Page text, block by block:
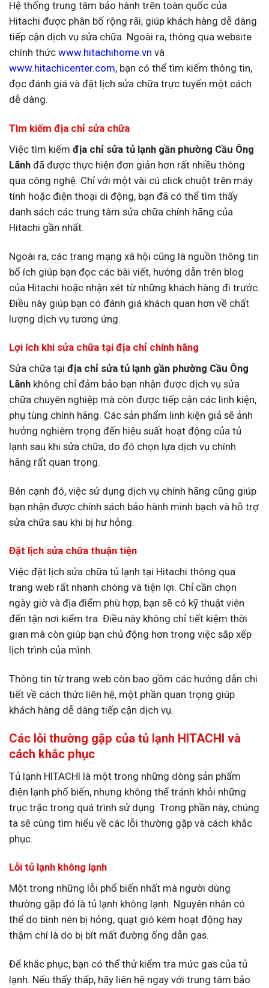
Hệ thống trung tâm bảo hành trên toàn quốc của
Hitachi được phân bố rộng rãi, giúp khách hàng dễ dàng
tiếp cận dịch vụ sửa chữa. Ngoài ra, thông qua website
chính thức www.hitachihome.vn và
www.hitachicenter.com, bạn có thể tìm kiếm thông tin,
đọc đánh giá và đặt lịch sửa chữa trực tuyến một cách
dễ dàng.
Tìm kiếm địa chỉ sửa chữa
Việc tìm kiếm địa chỉ sửa tủ lạnh gần phường Cầu Ông
Lãnh đã được thực hiện đơn giản hơn rất nhiều thông
qua công nghệ. Chỉ với một vài cú click chuột trên máy
tính hoặc điện thoại di động, bạn đã có thể tìm thấy
danh sách các trung tâm sửa chữa chính hãng của
Hitachi gần nhất.
Ngoài ra, các trang mạng xã hội cũng là nguồn thông tin
bổ ích giúp bạn đọc các bài viết, hướng dẫn trên blog
của Hitachi hoặc nhận xét từ những khách hàng đi trước.
Điều này giúp bạn có đánh giá khách quan hơn về chất
lượng dịch vụ tương ứng.
Lợi ích khi sửa chữa tại địa chỉ chính hãng
Sửa chữa tại địa chỉ sửa tủ lạnh gần phường Cầu Ông
Lãnh không chỉ đảm bảo bạn nhận được dịch vụ sửa
chữa chuyên nghiệp mà còn được tiếp cận các linh kiện,
phụ tùng chính hãng. Các sản phẩm linh kiện giả sẽ ảnh
hưởng nghiêm trọng đến hiệu suất hoạt động của tủ
lạnh sau khi sửa chữa, do đó chọn lựa dịch vụ chính
hãng rất quan trọng.
Bên cạnh đó, việc sử dụng dịch vụ chính hãng cũng giúp
bạn nhận được chính sách bảo hành minh bạch và hỗ trợ
sửa chữa sau khi bị hư hỏng.
Đặt lịch sửa chữa thuận tiện
Việc đặt lịch sửa chữa tủ lạnh tại Hitachi thông qua
trang web rất nhanh chóng và tiện lợi. Chỉ cần chọn
ngày giờ và địa điểm phù hợp, bạn sẽ có kỹ thuật viên
đến tận nơi kiểm tra. Điều này không chỉ tiết kiệm thời
gian mà còn giúp bạn chủ động hơn trong việc sắp xếp
lịch trình của mình.
Thông tin từ trang web còn bao gồm các hướng dẫn chi
tiết về cách thức liên hệ, một phần quan trọng giúp
khách hàng dễ dàng tiếp cận dịch vụ.
Các lỗi thường gặp của tủ lạnh HITACHI và
cách khắc phục
Tủ lạnh HITACHI là một trong những dòng sản phẩm
điện lạnh phổ biến, nhưng không thể tránh khỏi những
trục trặc trong quá trình sử dụng. Trong phần này, chúng
ta sẽ cùng tìm hiểu về các lỗi thường gặp và cách khắc
phục.
Lỗi tủ lạnh không lạnh
Một trong những lỗi phổ biến nhất mà người dùng
thường gặp đó là tủ lạnh không lạnh. Nguyên nhân có
thể do bình nén bị hỏng, quạt gió kém hoạt động hay
thậm chí là do bị bít mất đường ống dẫn gas.
Để khắc phục, bạn có thể thử kiểm tra mức gas của tủ
lạnh. Nếu thấy thấp, hãy liên hệ ngay với trung tâm bảo